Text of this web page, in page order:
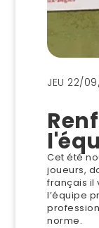
JEU 22/
Cet été
joueurs,
français il
l’équipe
norme.